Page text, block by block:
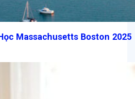
Massachusetts Boston 2025